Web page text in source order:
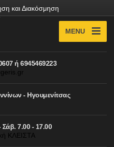
και Διακόσμηση
MENU
ή 6945469223
- Ηγουμενίτσας
Σάβ. 7.00 - 17.00
ΚΛΕΙΣΤΑ